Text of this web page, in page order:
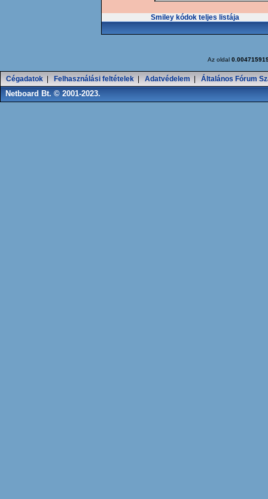
Smiley kódok teljes listája
Az oldal
Cégadatok Felhasználási feltételek Adatvédelem Általános Fórum
Netboard Bt. © 2001-2023.